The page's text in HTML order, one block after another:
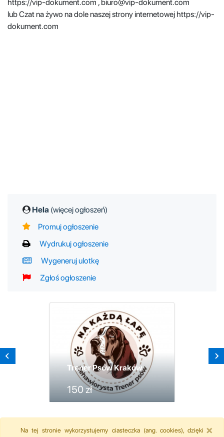
https://vip-dokument.com , biuro@vip-dokument.com
lub Czat na żywo na dole naszej strony internetowej https://vip-
dokument.com
Hela (więcej ogłoszeń)
Promuj ogłoszenie
Wydrukuj ogłoszenie
Wygeneruj ulotkę
Zgłoś ogłoszenie
Trener Psów Kraków
150 zł
Na tej stronie wykorzystujemy ciasteczka (ang. cookies), dzięki ×